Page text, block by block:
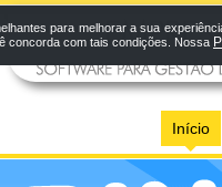
Início
para melhorar a sua
concorda com tais condições. Nossa